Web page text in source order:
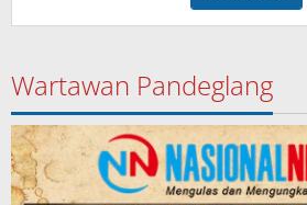
Wartawan Pandeglang